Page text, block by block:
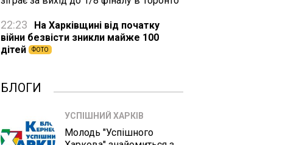
22:23
На Харківщині від початку
війни безвісти зникли майже 100
дітей
ФОТО
БЛОГИ
УСПІШНИЙ ХАРКІВ
Молодь "Успішного